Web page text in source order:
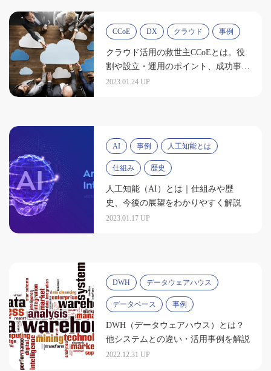
CCoE DX クラウド 事例
クラウド活用の救世主CCoEとは。役
割や設立・運用のポイント、成功事例
を紹介
2023.01.24 UP
AI 事例 人工知能とは
仕組み 歴史
人工知能（AI）とは｜仕組みや歴
史、今後の展望をわかりやすく解説
2023.01.17 UP
DWH データウェアハウス
データベース 事例
DWH（データウェアハウス）とは？
他システムとの違い・活用事例を解説
2022.12.31 UP